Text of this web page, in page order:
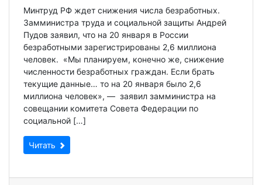
Минтруд РФ ждет снижения числа безработных.
Замминистра труда и социальной защиты Андрей
Пудов заявил, что на 20 января в России
безработными зарегистрированы 2,6 миллиона
человек. «Мы планируем, конечно же, снижение
численности безработных граждан. Если брать
текущие данные… то на 20 января было 2,6
миллиона человек», — заявил замминистра на
совещании комитета Совета Федерации по
социальной […]
Читать